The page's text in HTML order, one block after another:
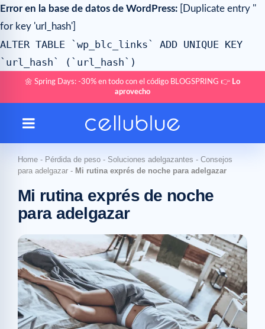
Error en la base de datos de WordPress: [Duplicate entry ''
for key 'url_hash']
ALTER TABLE `wp_blc_links` ADD UNIQUE KEY
`url_hash` (`url_hash`)
🌼 Spring Days: -30% en todo con el código BLOGSPRING 👉 Lo
aprovecho
Home - Pérdida de peso - Soluciones adelgazantes - Consejos
para adelgazar - Mi rutina exprés de noche para adelgazar
Mi rutina exprés de noche
para adelgazar